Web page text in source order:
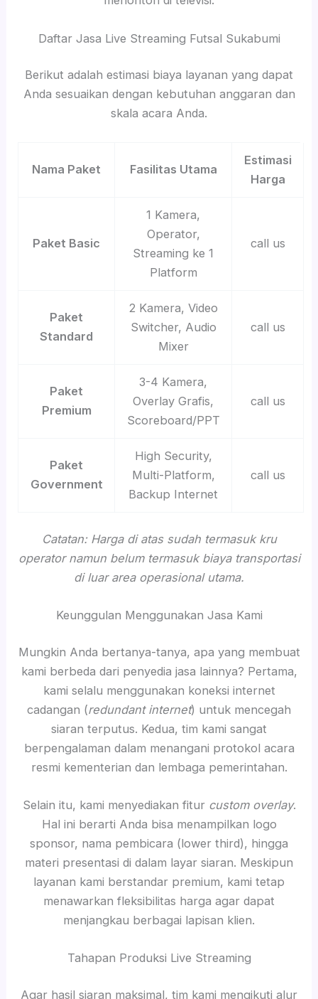
Daftar Jasa Live Streaming Futsal Sukabumi
Berikut adalah estimasi biaya layanan yang dapat
Anda sesuaikan dengan kebutuhan anggaran dan
skala acara Anda.
Nama Paket Fasilitas Utama
Estimasi
Harga
Paket Basic
1 Kamera,
Operator,
Streaming ke 1
Platform
call us
Paket
Standard
2 Kamera, Video
Switcher, Audio
Mixer
call us
Paket
Premium
3-4 Kamera,
Overlay Grafis,
Scoreboard/PPT
call us
Paket
Government
High Security,
Multi-Platform,
Backup Internet
call us
Catatan: Harga di atas sudah termasuk kru
operator namun belum termasuk biaya transportasi
di luar area operasional utama.
Keunggulan Menggunakan Jasa Kami
Mungkin Anda bertanya-tanya, apa yang membuat
kami berbeda dari penyedia jasa lainnya? Pertama,
kami selalu menggunakan koneksi internet
cadangan (redundant internet) untuk mencegah
siaran terputus. Kedua, tim kami sangat
berpengalaman dalam menangani protokol acara
resmi kementerian dan lembaga pemerintahan.
Selain itu, kami menyediakan fitur custom overlay.
Hal ini berarti Anda bisa menampilkan logo
sponsor, nama pembicara (lower third), hingga
materi presentasi di dalam layar siaran. Meskipun
layanan kami berstandar premium, kami tetap
menawarkan fleksibilitas harga agar dapat
menjangkau berbagai lapisan klien.
Tahapan Produksi Live Streaming
Agar hasil siaran maksimal, tim kami mengikuti alur